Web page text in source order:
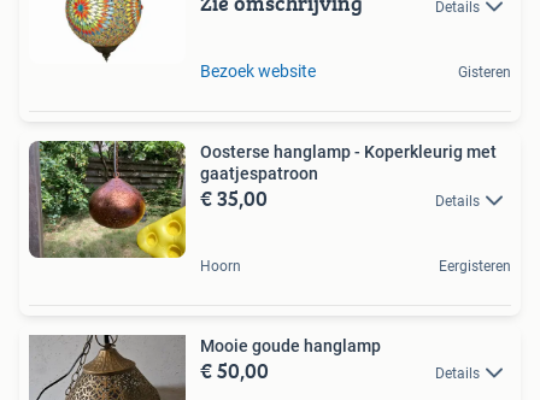
Details
Bezoek website Gisteren
Oosterse hanglamp - Koperkleurig met
gaatjespatroon
€ 35,00 Details
Hoorn Eergisteren
Mooie goude hanglamp
€ 50,00 Details